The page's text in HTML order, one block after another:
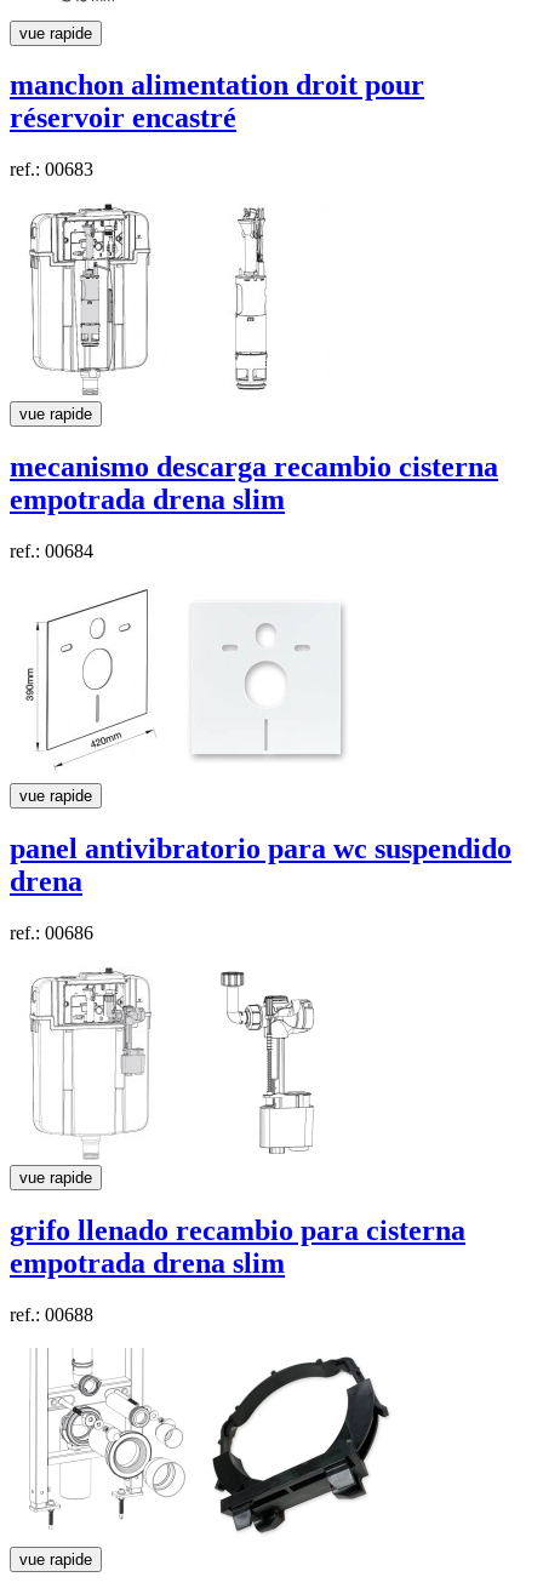
vue rapide
manchon alimentation droit pour
réservoir encastré
ref.: 00683
vue rapide
mecanismo descarga recambio cisterna
empotrada drena slim
ref.: 00684
vue rapide
panel antivibratorio para wc suspendido
drena
ref.: 00686
vue rapide
grifo llenado recambio para cisterna
empotrada drena slim
ref.: 00688
vue rapide